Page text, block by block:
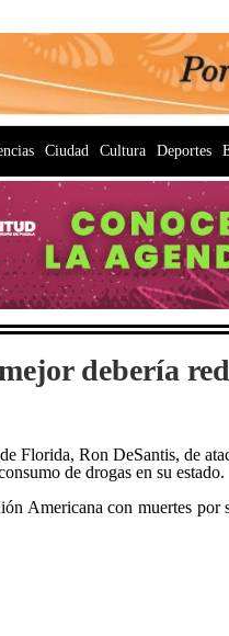
Ciudad Cultura Deportes
debería
Florida, Ron DeSantis, de
de drogas en su estado.
Americana con muertes